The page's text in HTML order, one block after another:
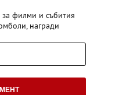
филми и събития
награди